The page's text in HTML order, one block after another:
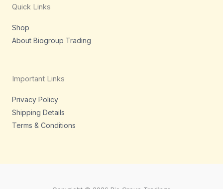
m
Quick Links
Shop
About Biogroup Trading
Important Links
Privacy Policy
Shipping Details
Terms & Conditions